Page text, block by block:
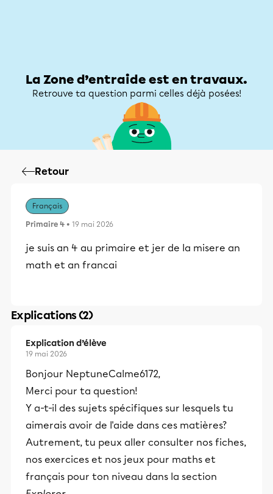
La Zone d’entraide est en travaux.
Retrouve ta question parmi celles déjà posées!
Retour
Français
Primaire 4 • 19 mai 2026
je suis an 4 au primaire et jer de la misere an
math et an francai
Explications (2)
Explication d’élève
19 mai 2026
Bonjour NeptuneCalme6172,
Merci pour ta question!
Y a-t-il des sujets spécifiques sur lesquels tu
aimerais avoir de l'aide dans ces matières?
Autrement, tu peux aller consulter nos fiches,
nos exercices et nos jeux pour maths et
français pour ton niveau dans la section